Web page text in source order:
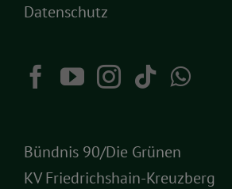
Datenschutz
Bündnis 90/Die Grünen
KV Friedrichshain-Kreuzberg